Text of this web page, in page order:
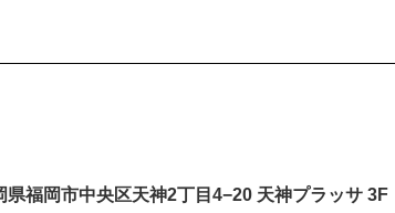
県福岡市中央区天神2丁目4−20 天神プラッサ 3F